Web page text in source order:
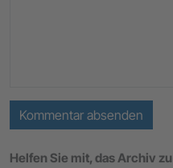
Kommentar absenden
Helfen Sie mit, das Archiv